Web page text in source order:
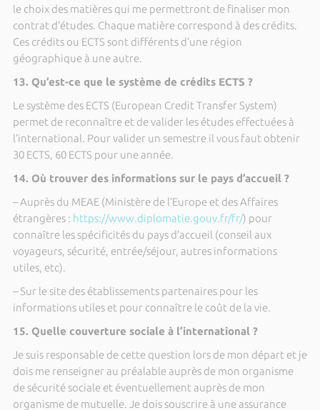
le choix des matières qui me permettront de finaliser mon
contrat d’études. Chaque matière correspond à des crédits.
Ces crédits ou ECTS sont différents d’une région
géographique à une autre.
13. Qu’est-ce que le système de crédits ECTS ?
Le système des ECTS (European Credit Transfer System)
permet de reconnaître et de valider les études effectuées à
l’international. Pour valider un semestre il vous faut obtenir
30 ECTS, 60 ECTS pour une année.
14. Où trouver des informations sur le pays d’accueil ?
– Auprès du MEAE (Ministère de l’Europe et des Affaires
étrangères : https://www.diplomatie.gouv.fr/fr/) pour
connaître les spécificités du pays d’accueil (conseil aux
voyageurs, sécurité, entrée/séjour, autres informations
utiles, etc).
– Sur le site des établissements partenaires pour les
informations utiles et pour connaître le coût de la vie.
15. Quelle couverture sociale à l’international ?
Je suis responsable de cette question lors de mon départ et je
dois me renseigner au préalable auprès de mon organisme
de sécurité sociale et éventuellement auprès de mon
organisme de mutuelle. Je dois souscrire à une assurance